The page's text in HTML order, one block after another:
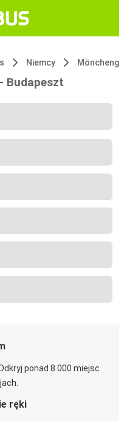
Niemcy
Budapeszt
ponad 8 000 miejsc
ręki